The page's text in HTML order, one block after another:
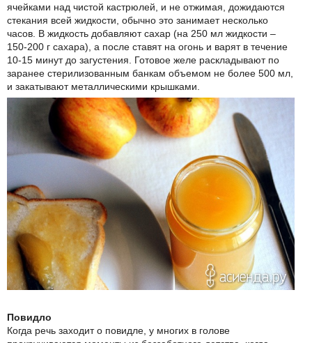
ячейками над чистой кастрюлей, и не отжимая, дожидаются
стекания всей жидкости, обычно это занимает несколько
часов. В жидкость добавляют сахар (на 250 мл жидкости –
150-200 г сахара), а после ставят на огонь и варят в течение
10-15 минут до загустения. Готовое желе раскладывают по
заранее стерилизованным банкам объемом не более 500 мл,
и закатывают металлическими крышками.
Повидло
Когда речь заходит о повидле, у многих в голове